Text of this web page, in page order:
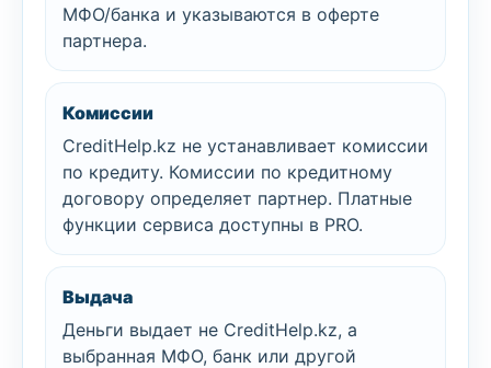
МФО/банка и указываются в оферте
партнера.
Комиссии
CreditHelp.kz не устанавливает комиссии
по кредиту. Комиссии по кредитному
договору определяет партнер. Платные
функции сервиса доступны в PRO.
Выдача
Деньги выдает не CreditHelp.kz, а
выбранная МФО, банк или другой